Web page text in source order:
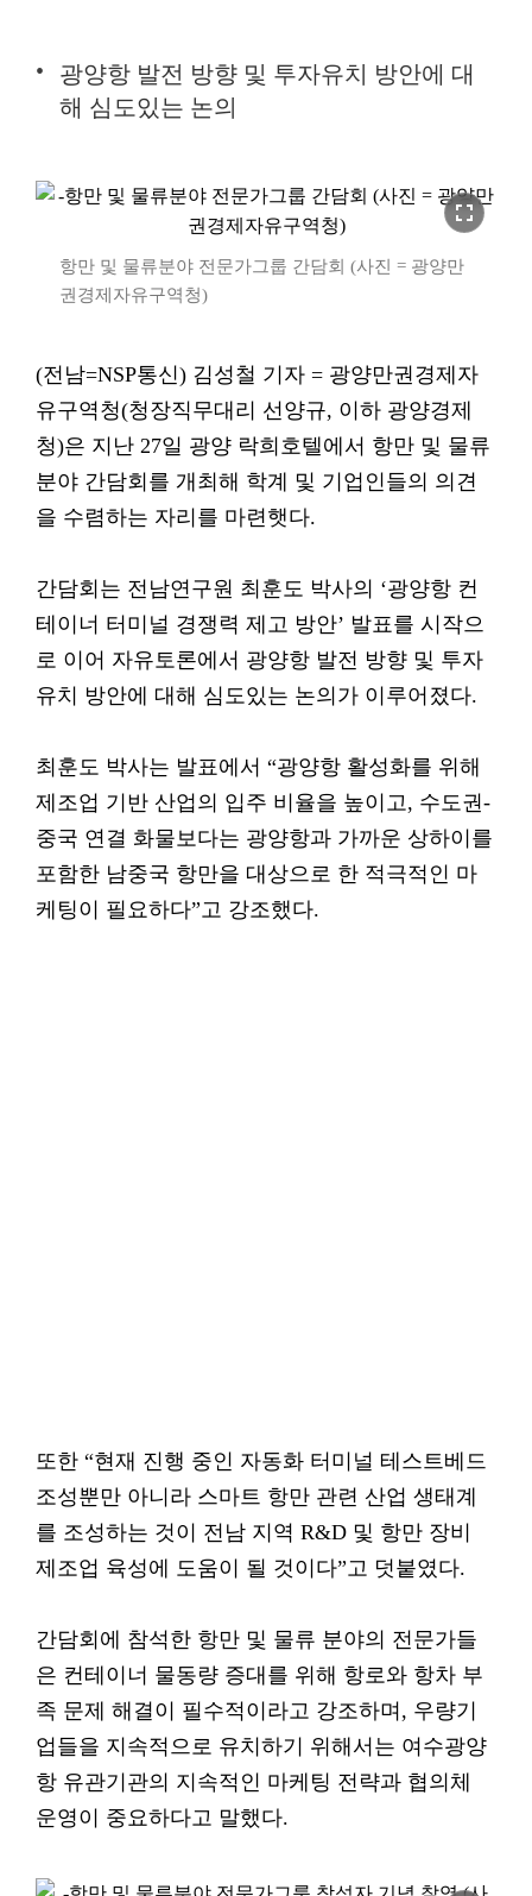
광양항 발전 방향 및 투자유치 방안에 대
해 심도있는 논의
fullscreen
항만 및 물류분야 전문가그룹 간담회 (사진 = 광양만
권경제자유구역청)
(전남=NSP통신) 김성철 기자 = 광양만권경제자
유구역청(청장직무대리 선양규, 이하 광양경제
청)은 지난 27일 광양 락희호텔에서 항만 및 물류
분야 간담회를 개최해 학계 및 기업인들의 의견
을 수렴하는 자리를 마련햇다.
간담회는 전남연구원 최훈도 박사의 ‘광양항 컨
테이너 터미널 경쟁력 제고 방안’ 발표를 시작으
로 이어 자유토론에서 광양항 발전 방향 및 투자
유치 방안에 대해 심도있는 논의가 이루어졌다.
최훈도 박사는 발표에서 “광양항 활성화를 위해
제조업 기반 산업의 입주 비율을 높이고, 수도권-
중국 연결 화물보다는 광양항과 가까운 상하이를
포함한 남중국 항만을 대상으로 한 적극적인 마
케팅이 필요하다”고 강조했다.
또한 “현재 진행 중인 자동화 터미널 테스트베드
조성뿐만 아니라 스마트 항만 관련 산업 생태계
를 조성하는 것이 전남 지역 R&D 및 항만 장비
제조업 육성에 도움이 될 것이다”고 덧붙였다.
간담회에 참석한 항만 및 물류 분야의 전문가들
은 컨테이너 물동량 증대를 위해 항로와 항차 부
족 문제 해결이 필수적이라고 강조하며, 우량기
업들을 지속적으로 유치하기 위해서는 여수광양
항 유관기관의 지속적인 마케팅 전략과 협의체
운영이 중요하다고 말했다.